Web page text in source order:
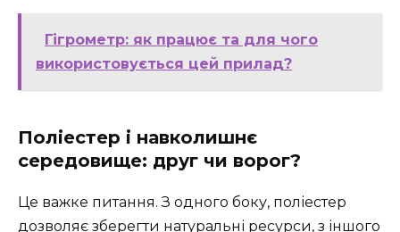
Гігрометр: як працює та для чого
використовується цей прилад?
Поліестер і навколишнє
середовище: друг чи ворог?
Це важке питання. З одного боку, поліестер
дозволяє зберегти натуральні ресурси, з іншого